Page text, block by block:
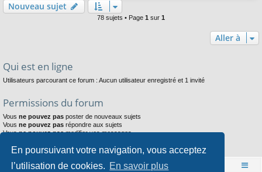
En poursuivant votre navigation, vous acceptez
l’utilisation de cookies. En savoir plus
Nouveau sujet
78 sujets • Page 1 sur 1
Aller à
Qui est en ligne
Utilisateurs parcourant ce forum : Aucun utilisateur enregistré et 1 invité
Permissions du forum
Vous ne pouvez pas poster de nouveaux sujets
Vous ne pouvez pas répondre aux sujets
Vousne pouvez pasmodifier vos messages
Vousne pouvez pasjoindre des fichiers
Accueil Index du forum